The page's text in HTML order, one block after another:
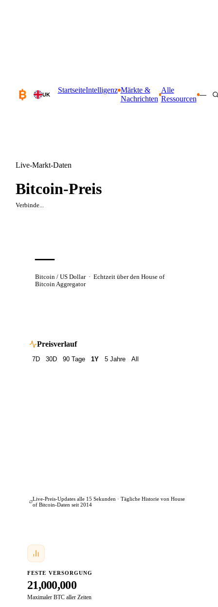
UK
StartseiteIntelligenz Märkte &
Nachrichten
Alle
Ressourcen
—
Live-Markt-Daten
Bitcoin-Preis
Verbinde...
—
Bitcoin / US Dollar · Echtzeit über den House of
Bitcoin Aggregator
Preisverlauf
7D 30D 90 Tage 1Y 5 Jahre All
Live-Preis-Updates alle 15 Sekunden · Tägliche Historie von House
of Bitcoin-Daten seit 2014
FESTE VERSORGUNG
21,000,000
Maximaler BTC aller Zeiten